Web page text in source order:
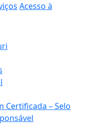
Acesso à
Certificada – Selo